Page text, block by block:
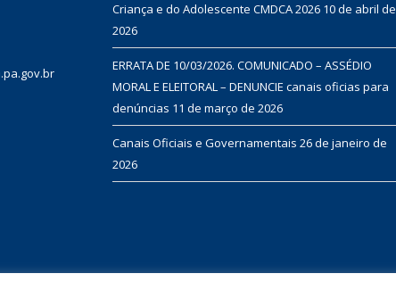
Criança e do Adolescente CMDCA 2026 10 de abril de
2026
ERRATA DE 10/03/2026. COMUNICADO – ASSÉDIO
MORAL E ELEITORAL – DENUNCIE canais oficias para
denúncias 11 de março de 2026
Canais Oficiais e Governamentais 26 de janeiro de
2026